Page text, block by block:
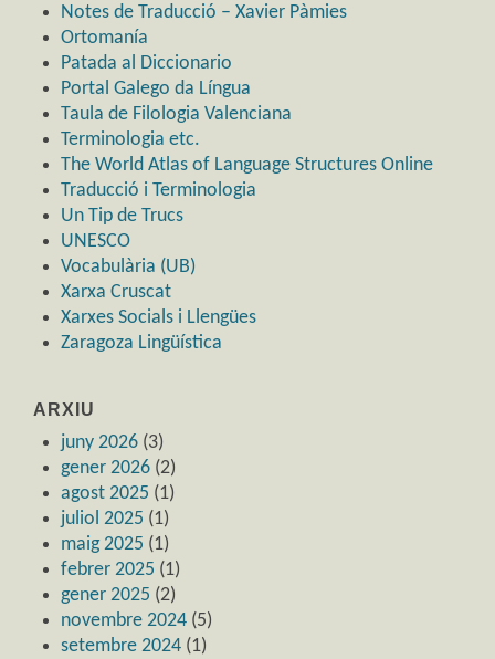
Notes de Traducció – Xavier Pàmies
Ortomanía
Patada al Diccionario
Portal Galego da Língua
Taula de Filologia Valenciana
Terminologia etc.
The World Atlas of Language Structures Online
Traducció i Terminologia
Un Tip de Trucs
UNESCO
Vocabulària (UB)
Xarxa Cruscat
Xarxes Socials i Llengües
Zaragoza Lingüística
ARXIU
juny 2026 (3)
gener 2026 (2)
agost 2025 (1)
juliol 2025 (1)
maig 2025 (1)
febrer 2025 (1)
gener 2025 (2)
novembre 2024 (5)
setembre 2024 (1)